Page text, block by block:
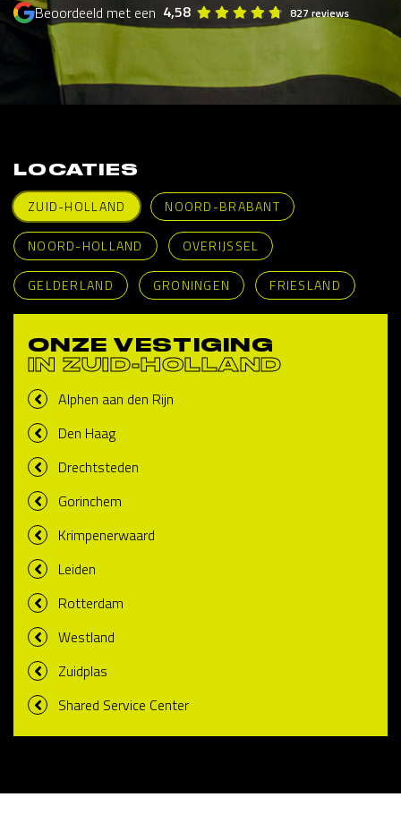
Beoordeeld met een 4,58 827 reviews
LOCATIES
ZUID-HOLLAND
NOORD-BRABANT
NOORD-HOLLAND OVERIJSSEL
GELDERLAND GRONINGEN FRIESLAND
ONZE VESTIGING
IN ZUID-HOLLAND
Alphen aan den Rijn
Den Haag
Drechtsteden
Gorinchem
Krimpenerwaard
Leiden
Rotterdam
Westland
Zuidplas
Shared Service Center